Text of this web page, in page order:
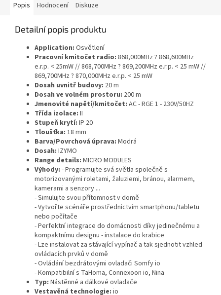
Popis Hodnocení Diskuze
Detailní popis produktu
Application: Osvětlení
Pracovní kmitočet radio: 868,000MHz ? 868,600MHz
e.r.p. < 25mW // 868,700MHz ? 869,200MHz e.r.p. < 25 mW //
869,700MHz ? 870,000MHz e.r.p. < 25 mW
Dosah uvnitř budovy: 20 m
Dosah ve volném prostoru: 200 m
Jmenovité napětí/kmitočet: AC - RGE 1 - 230V/50HZ
Třída izolace: II
Stupeň krytí: IP 20
Tloušťka: 18 mm
Barva/Povrchová úprava: Modrá
Dosah: IZYMO
Range details: MICRO MODULES
Výhody: - Programujte svá světla společně s
motorizovanými roletami, žaluziemi, bránou, alarmem,
kamerami a senzory ...
- Simulujte svou přítomnost v domě
- Vytvořte scénáře prostřednictvím smartphonu/tabletu
nebo počítače
- Perfektní integrace do domácnosti díky jedinečnému a
kompaktnímu designu - instalace do krabice
- Lze instalovat za stávající vypínač a tak sjednotit vzhled
ovládacích prvků v domě
- Ovládání bezdrátovými ovladači Somfy io
- Kompatibilní s TaHoma, Connexoon io, Nina
Typ: Nástěnné a dálkové ovladače
Vestavěná technologie: io